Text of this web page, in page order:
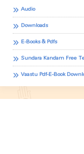
Audio
Downloads
E-Books & Pdfs
Sundara Kandam Free
Vaastu Pdf-E-Book